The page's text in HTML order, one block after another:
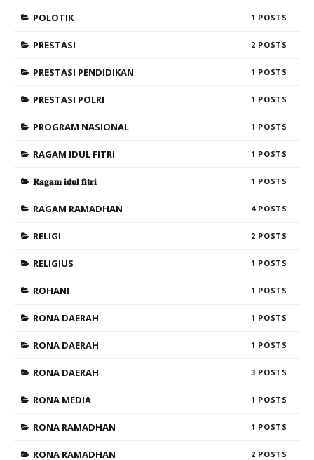
POLOTIK 1
PRESTASI 2
PRESTASI PENDIDIKAN 1
PRESTASI POLRI 1
PROGRAM NASIONAL 1
RAGAM IDUL FITRI 1
𝐑𝐚𝐠𝐚𝐦 𝐢𝐝𝐮𝐥 𝐟𝐢𝐭𝐫𝐢 1
RAGAM RAMADHAN 4
RELIGI 2
RELIGIUS 1
ROHANI 1
RONA DAERAH 1
RONA DAERAH 1
RONA DAERAH 3
RONA MEDIA 1
RONA RAMADHAN 1
RONA RAMADHAN 2